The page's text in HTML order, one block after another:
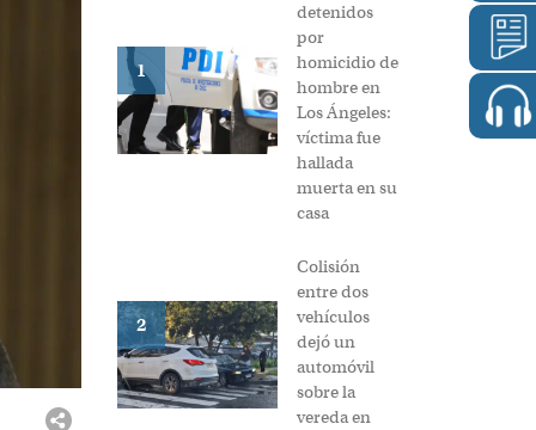
1
detenidos
por
homicidio de
hombre en
Los Ángeles:
víctima fue
hallada
muerta en su
casa
2
Colisión
entre dos
vehículos
dejó un
automóvil
sobre la
vereda en